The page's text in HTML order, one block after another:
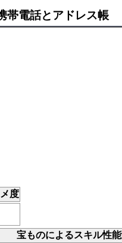
帯電話とアドレス帳
度
宝ものによるスキル性